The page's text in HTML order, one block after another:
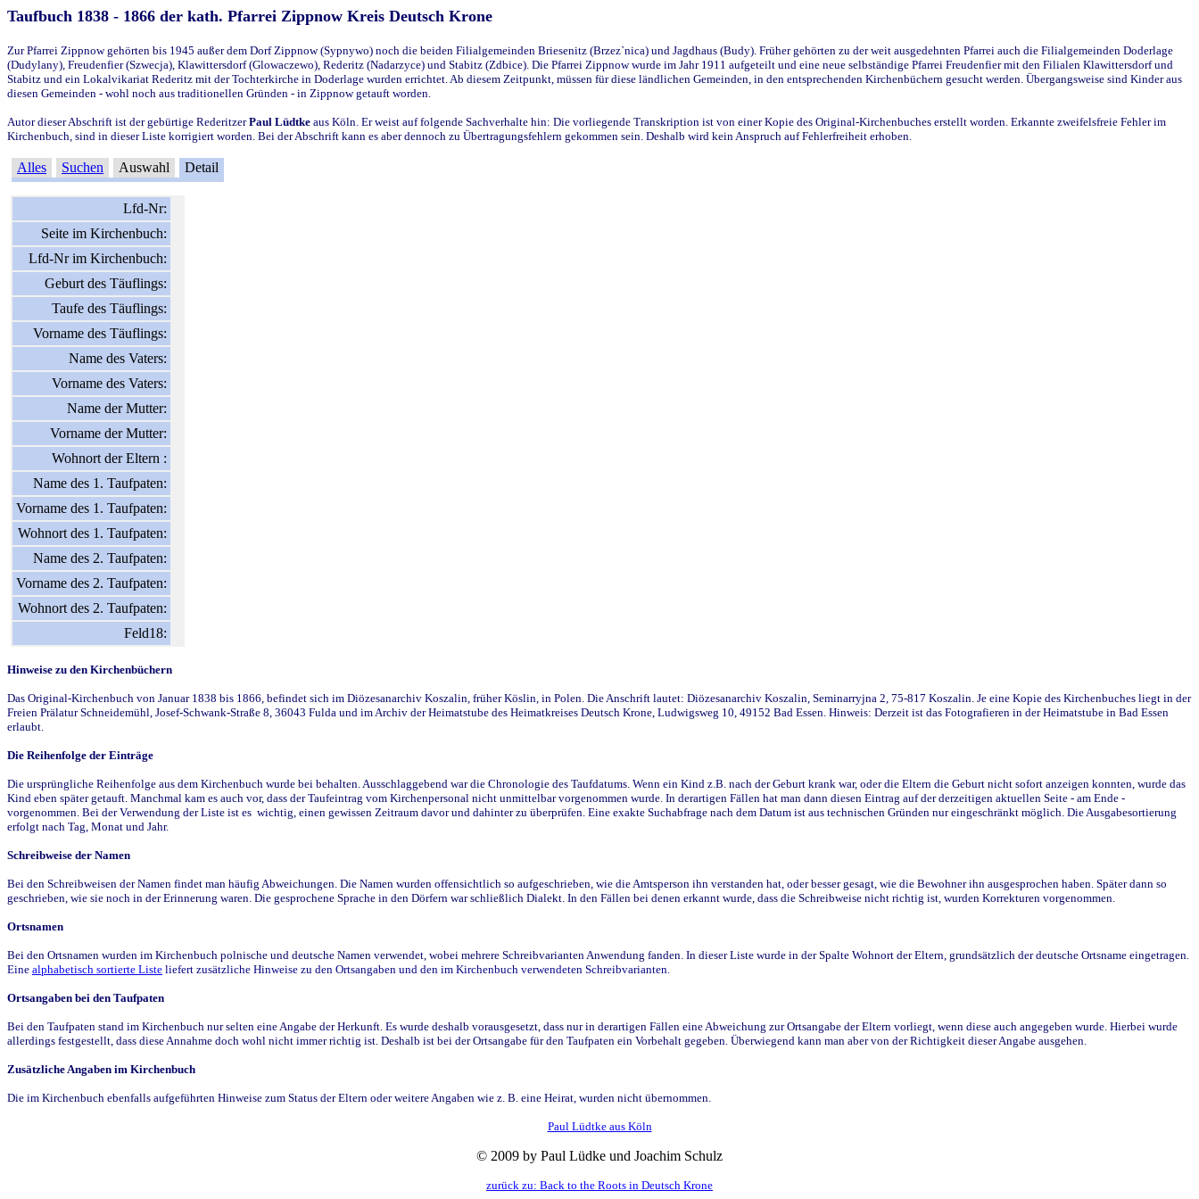
Taufbuch 1838 - 1866 der kath. Pfarrei Zippnow Kreis Deutsch Krone
Zur Pfarrei Zippnow gehörten bis 1945 außer dem Dorf Zippnow (Sypnywo) noch die beiden Filialgemeinden Briesenitz (Brzez`nica) und Jagdhaus (Budy). Früher gehörten zu der weit ausgedehnten Pfarrei auch die Filialgemeinden Doderlage
(Dudylany), Freudenfier (Szwecja), Klawittersdorf (Glowaczewo), Rederitz (Nadarzyce) und Stabitz (Zdbice). Die Pfarrei Zippnow wurde im Jahr 1911 aufgeteilt und eine neue selbständige Pfarrei Freudenfier mit den Filialen Klawittersdorf und
Stabitz und ein Lokalvikariat Rederitz mit der Tochterkirche in Doderlage wurden errichtet. Ab diesem Zeitpunkt, müssen für diese ländlichen Gemeinden, in den entsprechenden Kirchenbüchern gesucht werden. Übergangsweise sind Kinder aus
diesen Gemeinden - wohl noch aus traditionellen Gründen - in Zippnow getauft worden.
Autor dieser Abschrift ist der gebürtige RederitzerPaul Lüdtke aus Köln. Er weist auf folgende Sachverhalte hin: Die vorliegende Transkription ist von einer Kopie des Original-Kirchenbuches erstellt worden. Erkannte zweifelsfreie Fehler im
Kirchenbuch, sind in dieser Liste korrigiert worden. Bei der Abschrift kann es aber dennoch zu Übertragungsfehlern gekommen sein. Deshalb wird kein Anspruch auf Fehlerfreiheit erhoben.
Alles Suchen Auswahl Detail
Lfd-Nr:
Seite im Kirchenbuch:
Lfd-Nr im Kirchenbuch:
Geburt des Täuflings:
Taufe des Täuflings:
Vorname des Täuflings:
Name des Vaters:
Vorname des Vaters:
Name der Mutter:
Vorname der Mutter:
Wohnort der Eltern :
Name des 1. Taufpaten:
Vorname des 1. Taufpaten:
Wohnort des 1. Taufpaten:
Name des 2. Taufpaten:
Vorname des 2. Taufpaten:
Wohnort des 2. Taufpaten:
Feld18:
Hinweise zu den Kirchenbüchern
Das Original-Kirchenbuch von Januar 1838 bis 1866, befindet sich im Diözesanarchiv Koszalin, früher Köslin, in Polen. Die Anschrift lautet: Diözesanarchiv Koszalin, Seminarryjna 2, 75-817 Koszalin. Je eine Kopie des Kirchenbuches liegt in der
Freien Prälatur Schneidemühl, Josef-Schwank-Straße 8, 36043 Fulda und im Archiv der Heimatstube des Heimatkreises Deutsch Krone, Ludwigsweg 10, 49152 Bad Essen. Hinweis: Derzeit ist das Fotografieren in der Heimatstube in Bad Essen
erlaubt.
Die Reihenfolge der Einträge
Die ursprüngliche Reihenfolge aus dem Kirchenbuch wurde bei behalten. Ausschlaggebend war die Chronologie des Taufdatums. Wenn ein Kind z.B. nach der Geburt krank war, oder die Eltern die Geburt nicht sofort anzeigen konnten, wurde das
Kind eben später getauft. Manchmal kam es auch vor, dass der Taufeintrag vom Kirchenpersonal nicht unmittelbar vorgenommen wurde. In derartigen Fällen hat man dann diesen Eintrag auf der derzeitigen aktuellen Seite - am Ende -
vorgenommen. Bei der Verwendung der Liste ist es wichtig, einen gewissen Zeitraum davor und dahinter zu überprüfen. Eine exakte Suchabfrage nach dem Datum ist aus technischen Gründen nur eingeschränkt möglich. Die Ausgabesortierung
erfolgt nach Tag, Monat und Jahr.
Schreibweise der Namen
Bei den Schreibweisen der Namen findet man häufig Abweichungen. Die Namen wurden offensichtlich so aufgeschrieben, wie die Amtsperson ihn verstanden hat, oder besser gesagt, wie die Bewohner ihn ausgesprochen haben. Später dann so
geschrieben, wie sie noch in der Erinnerung waren. Die gesprochene Sprache in den Dörfern war schließlich Dialekt. In den Fällen bei denen erkannt wurde, dass die Schreibweise nicht richtig ist, wurden Korrekturen vorgenommen.
Ortsnamen
Bei den Ortsnamen wurden im Kirchenbuch polnische und deutsche Namen verwendet, wobei mehrere Schreibvarianten Anwendung fanden. In dieser Liste wurde in der Spalte Wohnort der Eltern, grundsätzlich der deutsche Ortsname eingetragen.
Eine alphabetisch sortierte Liste liefert zusätzliche Hinweise zu den Ortsangaben und den im Kirchenbuch verwendeten Schreibvarianten.
Ortsangaben bei den Taufpaten
Bei den Taufpaten stand im Kirchenbuch nur selten eine Angabe der Herkunft. Es wurde deshalb vorausgesetzt, dass nur in derartigen Fällen eine Abweichung zur Ortsangabe der Eltern vorliegt, wenn diese auch angegeben wurde. Hierbei wurde
allerdings festgestellt, dass diese Annahme doch wohl nicht immer richtig ist. Deshalb ist bei der Ortsangabe für den Taufpaten ein Vorbehalt gegeben. Überwiegend kann man aber von der Richtigkeit dieser Angabe ausgehen.
Zusätzliche Angaben im Kirchenbuch
Die im Kirchenbuch ebenfalls aufgeführten Hinweise zum Status der Eltern oder weitere Angaben wie z. B. eine Heirat, wurden nicht übernommen.
Paul Lüdtke aus Köln
© 2009 by Paul Lüdke und Joachim Schulz
zurück zu: Back to the Roots in Deutsch Krone